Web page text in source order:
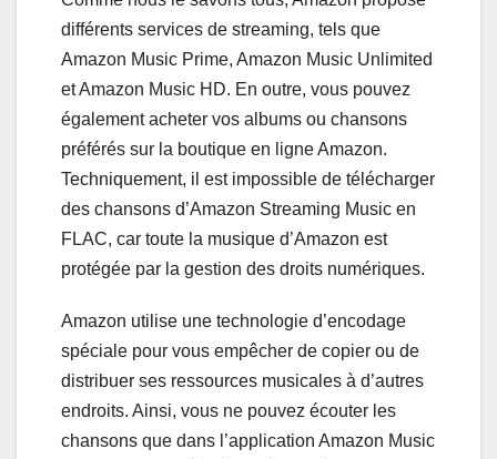
différents services de streaming, tels que
Amazon Music Prime, Amazon Music Unlimited
et Amazon Music HD. En outre, vous pouvez
également acheter vos albums ou chansons
préférés sur la boutique en ligne Amazon.
Techniquement, il est impossible de télécharger
des chansons d’Amazon Streaming Music en
FLAC, car toute la musique d’Amazon est
protégée par la gestion des droits numériques.
Amazon utilise une technologie d’encodage
spéciale pour vous empêcher de copier ou de
distribuer ses ressources musicales à d’autres
endroits. Ainsi, vous ne pouvez écouter les
chansons que dans l’application Amazon Music